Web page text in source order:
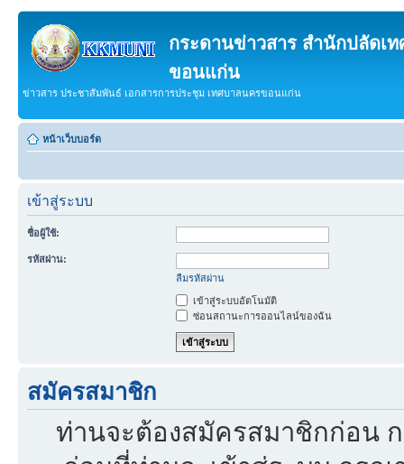
กระดานข่าวสาร สำนักปลัดเ
ขอนแก่น
ข่าวสาร ประชาสัมพันธ์ เอกสารการประชุม เทศบาลนครขอนแก่น
หน้าเว็บบอร์ด
เข้าสู่ระบบ
ชื่อผู้ใช้:
รหัสผ่าน:
ลืมรหัสผ่าน
เข้าสู่ระบบอัตโนมัติ
ซ่อนสถานะการออนไลน์ของฉัน
สมัครสมาชิก
ท่านจะต้องสมัครสมาชิกก่อน ก